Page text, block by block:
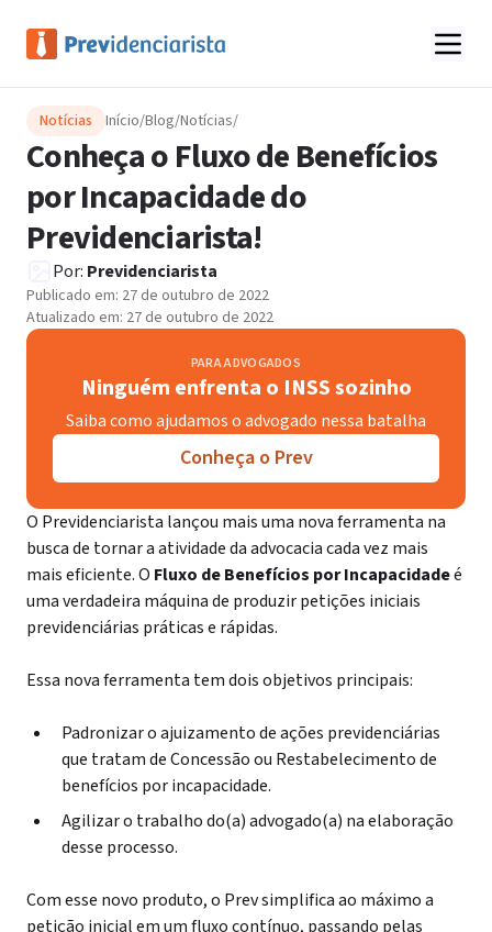
Notícias Início/Blog/Notícias/
Conheça o Fluxo de Benefícios
por Incapacidade do
Previdenciarista!
Por: Previdenciarista
Publicado em: 27 de outubro de 2022
Atualizado em: 27 de outubro de 2022
PARA ADVOGADOS
Ninguém enfrenta o INSS sozinho
Saiba como ajudamos o advogado nessa batalha
Conheça o Prev
O Previdenciarista lançou mais uma nova ferramenta na
busca de tornar a atividade da advocacia cada vez mais
mais eficiente. O Fluxo de Benefícios por Incapacidadeé
uma verdadeira máquina de produzir petições iniciais
previdenciárias práticas e rápidas.
Essa nova ferramenta tem dois objetivos principais:
Padronizar o ajuizamento de ações previdenciárias
que tratam de Concessão ou Restabelecimento de
benefícios por incapacidade.
Agilizar o trabalho do(a) advogado(a) na elaboração
desse processo.
Com esse novo produto, o Prev simplifica ao máximo a
petição inicial em um fluxo contínuo, passando pelas